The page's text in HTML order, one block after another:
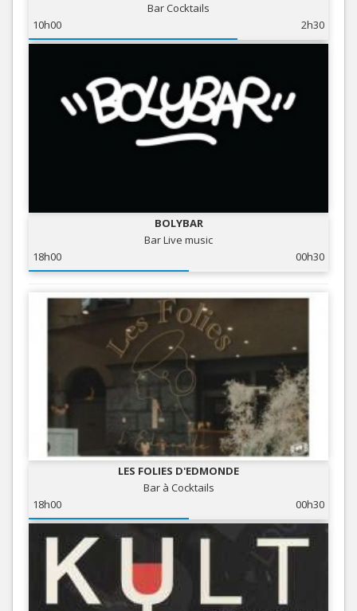
Bar Cocktails
10h00
2h30
BOLYBAR
Bar Live music
18h00
00h30
LES FOLIES D'EDMONDE
Bar à Cocktails
18h00
00h30